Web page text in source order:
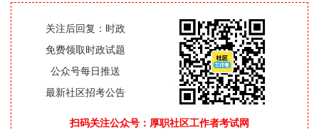
关注后回复：时政
免费领取时政试题
公众号每日推送
最新社区招考公告
扫码关注公众号：厚职社区工作者考试网